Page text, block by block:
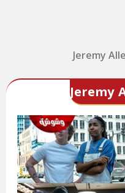
Jeremy
Jeremy